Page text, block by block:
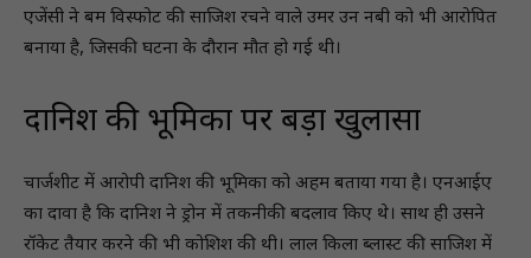
एजेंसी ने बम विस्फोट की साजिश रचने वाले उमर उन नबी को भी आरोपित
बनाया है, जिसकी घटना के दौरान मौत हो गई थी।
दानिश की भूमिका पर बड़ा खुलासा
चार्जशीट में आरोपी दानिश की भूमिका को अहम बताया गया है। एनआईए
का दावा है कि दानिश ने ड्रोन में तकनीकी बदलाव किए थे। साथ ही उसने
रॉकेट तैयार करने की भी कोशिश की थी। लाल किला ब्लास्ट की साजिश में